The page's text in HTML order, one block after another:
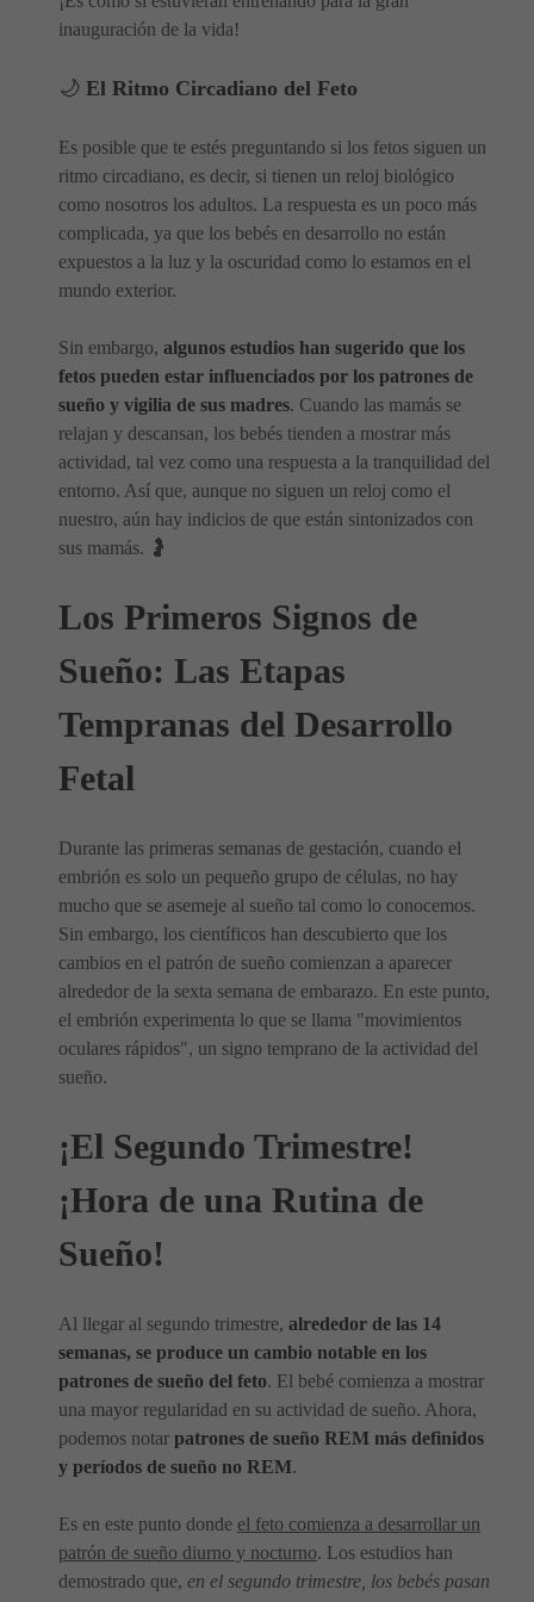
inauguración de la vida!
🌙 El Ritmo Circadiano del Feto
Es posible que te estés preguntando si los fetos siguen un
ritmo circadiano, es decir, si tienen un reloj biológico
como nosotros los adultos. La respuesta es un poco más
complicada, ya que los bebés en desarrollo no están
expuestos a la luz y la oscuridad como lo estamos en el
mundo exterior.
Sin embargo, algunos estudios han sugerido que los
fetos pueden estar influenciados por los patrones de
sueño y vigilia de sus madres. Cuando las mamás se
relajan y descansan, los bebés tienden a mostrar más
actividad, tal vez como una respuesta a la tranquilidad del
entorno. Así que, aunque no siguen un reloj como el
nuestro, aún hay indicios de que están sintonizados con
sus mamás. 🤰
Los Primeros Signos de
Sueño: Las Etapas
Tempranas del Desarrollo
Fetal
Durante las primeras semanas de gestación, cuando el
embrión es solo un pequeño grupo de células, no hay
mucho que se asemeje al sueño tal como lo conocemos.
Sin embargo, los científicos han descubierto que los
cambios en el patrón de sueño comienzan a aparecer
alrededor de la sexta semana de embarazo. En este punto,
el embrión experimenta lo que se llama "movimientos
oculares rápidos", un signo temprano de la actividad del
sueño.
¡El Segundo Trimestre!
¡Hora de una Rutina de
Sueño!
Al llegar al segundo trimestre, alrededor de las 14
semanas, se produce un cambio notable en los
patrones de sueño del feto. El bebé comienza a mostrar
una mayor regularidad en su actividad de sueño. Ahora,
podemos notar patrones de sueño REM más definidos
y períodos de sueño no REM.
Es en este punto donde el feto comienza a desarrollar un
patrón de sueño diurno y nocturno. Los estudios han
demostrado que, en el segundo trimestre, los bebés pasan